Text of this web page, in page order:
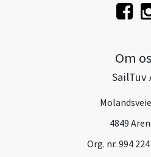
Om
SailTuv
4849
Org. nr. 994